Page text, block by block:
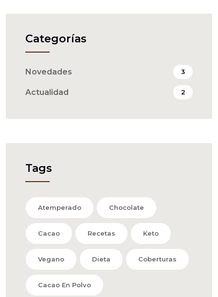
Categorías
Novedades 3
Actualidad 2
Tags
Atemperado Chocolate
Cacao Recetas Keto
Vegano Dieta Coberturas
Cacao En Polvo